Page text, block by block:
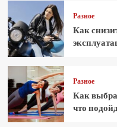
Разное
Как
Разное
Как
что